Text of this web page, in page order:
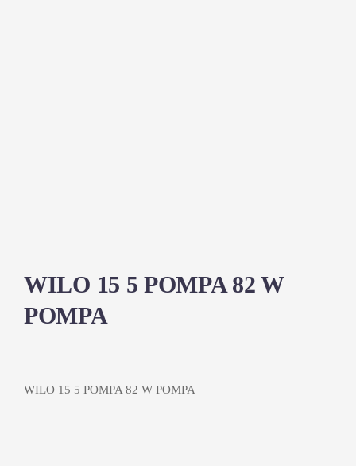
WILO 15 5 POMPA 82 W
POMPA
WILO 15 5 POMPA 82 W POMPA